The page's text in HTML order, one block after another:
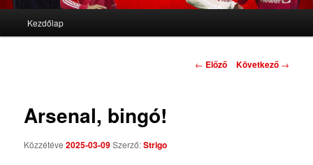
Tovább az elsődleges tartalomra
Tovább a másodlagos tartalomra
Kezdőlap
Bejegyzés navigáció
← Előző Következő →
Arsenal, bingó!
Közzétéve2025-03-09Szerző:Strigo